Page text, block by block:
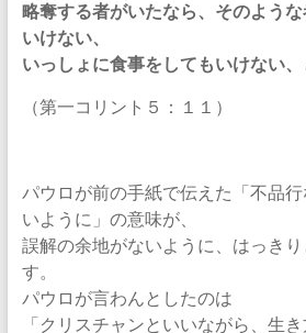
略奪する者がいたなら、そのよう
いけない、
いっしょに食事をしてもいけない、
（第一コリント５：１１）
パウロが前の手紙で伝えた「不品
いように」の意味が、
誤解の余地がないように、はっき
す。
パウロが言わんとしたのは
「クリスチャンといいながら、生